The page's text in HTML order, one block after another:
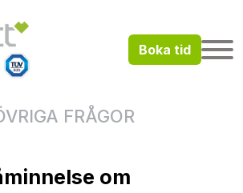
Boka tid
FRÅGOR
om